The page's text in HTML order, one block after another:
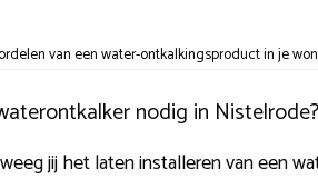
van een water-ontkalkingsproduct in je
nodig in Nistelrode?
jij het laten installeren van een